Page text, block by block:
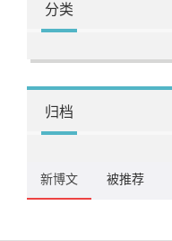
分类
归档
新博文 被推荐